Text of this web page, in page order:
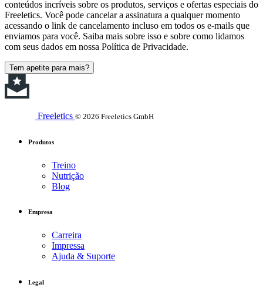
conteúdos incríveis sobre os produtos, serviços e ofertas especiais do
Freeletics. Você pode cancelar a assinatura a qualquer momento
acessando o link de cancelamento incluso em todos os e-mails que
enviamos para você. Saiba mais sobre isso e sobre como lidamos
com seus dados em nossa Política de Privacidade.
Tem apetite para mais?
Freeletics © 2026 Freeletics GmbH
Produtos
Treino
Nutrição
Blog
Empresa
Carreira
Impressa
Ajuda & Suporte
Legal